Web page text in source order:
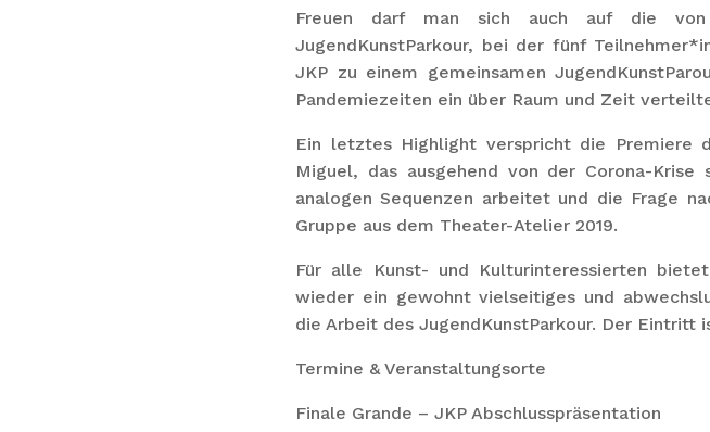
Freuen darf man sich auch auf die von
JugendKunstParkour, bei der fünf
JKP zu einem gemeinsamen
Pandemiezeiten ein über Raum und Zeit
Ein letztes Highlight verspricht die Premiere
Miguel, das ausgehend von der Corona-
analogen Sequenzen arbeitet und die Frage
Gruppe aus dem Theater-Atelier 2019.
Für alle Kunst- und Kulturinteressierten
wieder ein gewohnt vielseitiges und
die Arbeit des JugendKunstParkour. Der Eintritt
Termine & Veranstaltungsorte
Finale Grande – JKP Abschlusspräsentation